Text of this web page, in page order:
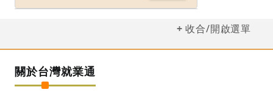
收合/開啟選單
關於台灣就業通